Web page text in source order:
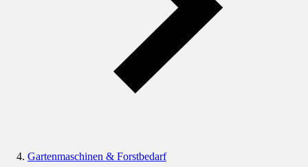
Gartenmaschinen & Forstbedarf